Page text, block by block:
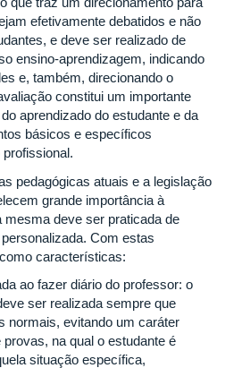
efetivamente debatidos e não
e deve ser realizado de
ensino-aprendizagem, indicando
e, também, direcionando o
constitui um importante
aprendizado do estudante e da
básicos e específicos
pedagógicas atuais e a legislação
grande importância à
deve ser praticada de
Com estas
características:
ao fazer diário do professor: o
ser realizada sempre que
normais, evitando um caráter
na qual o estudante é
situação específica,